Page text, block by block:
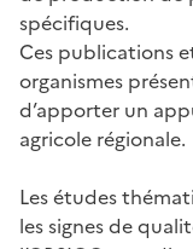
spécifiques.
Ces publications
organismes
d’apporter un
agricole régionale.
Les études
les signes de